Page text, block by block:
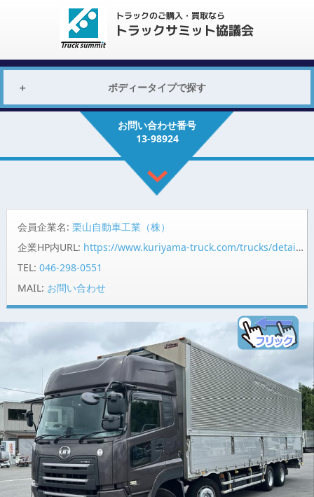
ボディータイプで探す
お問い合わせ番号
13-98924
会員企業名: 栗山自動車工業（株）
企業HP内URL: https://www.kuriyama-truck.com/trucks/detail/98924/?pr=summit
TEL: 046-298-0551
MAIL: お問い合わせ